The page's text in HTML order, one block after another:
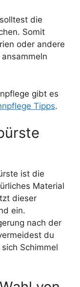
die
Somit
oder andere
gibt es
Tipps.
ist die
Material
dieser
ein.
nach der
du
Schimmel